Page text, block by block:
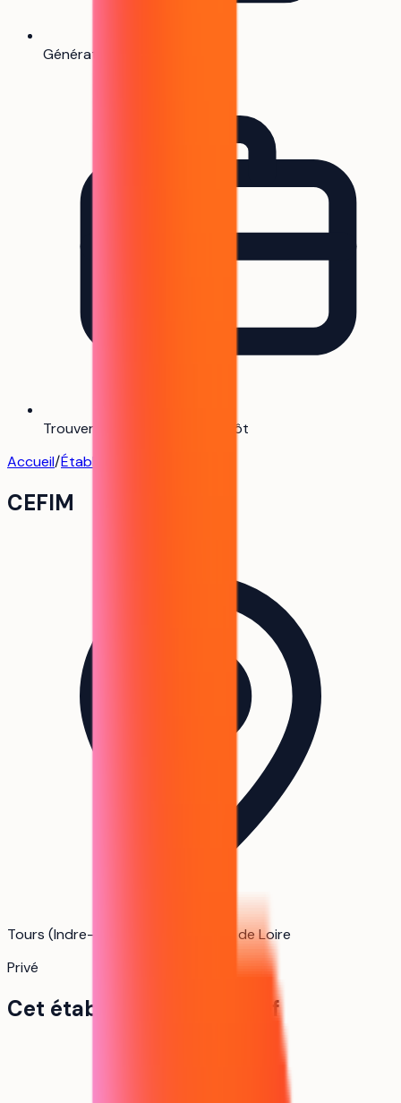
Générateur de CV
Trouver mon alternance
Bientôt
Accueil/Établissements
CEFIM
Tours (Indre-et-Loire) · Centre-Val de Loire
Privé
Cet établissement en bref